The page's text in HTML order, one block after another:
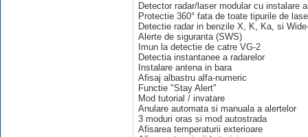
Detector radar/laser modular cu instalare
Protectie 360° fata de toate tipurile de
Detectie radar in benzile X, K, Ka, si
Alerte de siguranta (SWS)
Imun la detectie de catre VG-2
Detectia instantanee a radarelor
Instalare antena in bara
Afisaj albastru alfa-numeric
Functie "Stay Alert"
Mod tutorial / invatare
Anulare automata si manuala a alertelor
3 moduri oras si mod autostrada
Afisarea temperaturii exterioare